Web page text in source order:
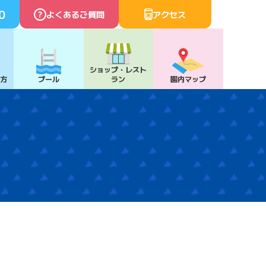
よくあるご質問 アクセス
プール
ショップ・ レスト
ラン
園内マップ